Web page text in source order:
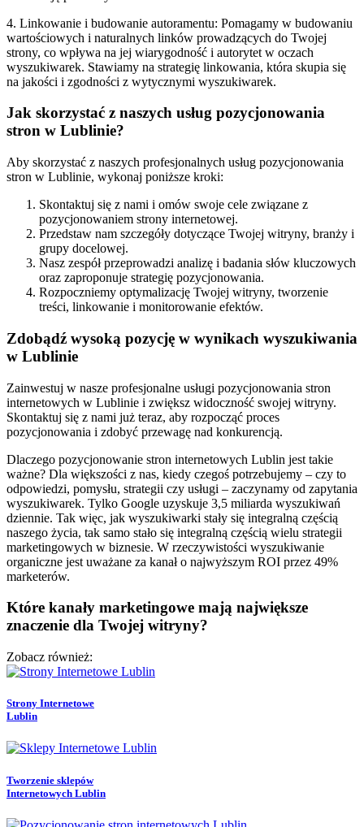
4. Linkowanie i budowanie autoramentu: Pomagamy w budowaniu
wartościowych i naturalnych linków prowadzących do Twojej
strony, co wpływa na jej wiarygodność i autorytet w oczach
wyszukiwarek. Stawiamy na strategię linkowania, która skupia się
na jakości i zgodności z wytycznymi wyszukiwarek.
Jak skorzystać z naszych usług pozycjonowania
stron w Lublinie?
Aby skorzystać z naszych profesjonalnych usług pozycjonowania
stron w Lublinie, wykonaj poniższe kroki:
Skontaktuj się z nami i omów swoje cele związane z
pozycjonowaniem strony internetowej.
Przedstaw nam szczegóły dotyczące Twojej witryny, branży i
grupy docelowej.
Nasz zespół przeprowadzi analizę i badania słów kluczowych
oraz zaproponuje strategię pozycjonowania.
Rozpoczniemy optymalizację Twojej witryny, tworzenie
treści, linkowanie i monitorowanie efektów.
Zdobądź wysoką pozycję w wynikach wyszukiwania
w Lublinie
Zainwestuj w nasze profesjonalne usługi pozycjonowania stron
internetowych w Lublinie i zwiększ widoczność swojej witryny.
Skontaktuj się z nami już teraz, aby rozpocząć proces
pozycjonowania i zdobyć przewagę nad konkurencją.
Dlaczego pozycjonowanie stron internetowych Lublin jest takie
ważne? Dla większości z nas, kiedy czegoś potrzebujemy – czy to
odpowiedzi, pomysłu, strategii czy usługi – zaczynamy od zapytania
wyszukiwarek. Tylko Google uzyskuje 3,5 miliarda wyszukiwań
dziennie. Tak więc, jak wyszukiwarki stały się integralną częścią
naszego życia, tak samo stało się integralną częścią wielu strategii
marketingowych w biznesie. W rzeczywistości wyszukiwanie
organiczne jest uważane za kanał o najwyższym ROI przez 49%
marketerów.
Które kanały marketingowe mają największe
znaczenie dla Twojej witryny?
Zobacz również:
Strony Internetowe
Lublin
Tworzenie sklepów
Internetowych Lublin